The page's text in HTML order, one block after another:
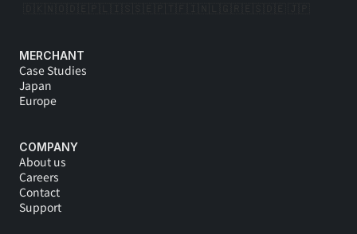
MERCHANT
Case Studies
Japan
Europe
COMPANY
About us
Careers
Contact
Support